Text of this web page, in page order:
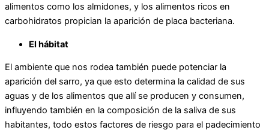
alimentos como los almidones, y los alimentos ricos en
carbohidratos propician la aparición de placa bacteriana.
El hábitat
El ambiente que nos rodea también puede potenciar la
aparición del sarro, ya que esto determina la calidad de sus
aguas y de los alimentos que allí se producen y consumen,
influyendo también en la composición de la saliva de sus
habitantes, todo estos factores de riesgo para el padecimiento